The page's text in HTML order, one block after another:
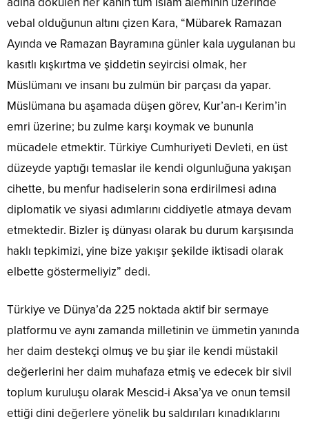
vebal olduğunun altını çizen Kara, “Mübarek Ramazan
Ayında ve Ramazan Bayramına günler kala uygulanan bu
kasıtlı kışkırtma ve şiddetin seyircisi olmak, her
Müslümanı ve insanı bu zulmün bir parçası da yapar.
Müslümana bu aşamada düşen görev, Kur’an-ı Kerim’in
emri üzerine; bu zulme karşı koymak ve bununla
mücadele etmektir. Türkiye Cumhuriyeti Devleti, en üst
düzeyde yaptığı temaslar ile kendi olgunluğuna yakışan
cihette, bu menfur hadiselerin sona erdirilmesi adına
diplomatik ve siyasi adımlarını ciddiyetle atmaya devam
etmektedir. Bizler iş dünyası olarak bu durum karşısında
haklı tepkimizi, yine bize yakışır şekilde iktisadi olarak
elbette göstermeliyiz” dedi.
Türkiye ve Dünya’da 225 noktada aktif bir sermaye
platformu ve aynı zamanda milletinin ve ümmetin yanında
her daim destekçi olmuş ve bu şiar ile kendi müstakil
değerlerini her daim muhafaza etmiş ve edecek bir sivil
toplum kuruluşu olarak Mescid-i Aksa’ya ve onun temsil
ettiği dini değerlere yönelik bu saldırıları kınadıklarını